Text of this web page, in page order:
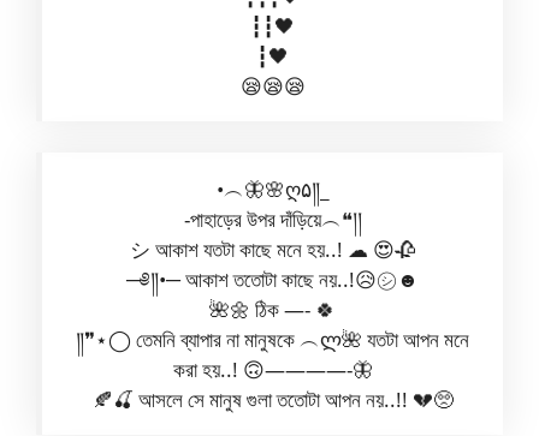
┇┇🖤
┇🖤
😪😪😪
•︵🦋🌸ღ۵༎_
-পাহাড়ের উপর দাঁড়িয়ে︵❝།།
シ︎ আকাশ যতটা কাছে মনে হয়..! ☁ 😍🥀
─༅༎•─ আকাশ ততোটা কাছে নয়..!😥㋛︎☻︎
🌺🌼 ঠিক —- 🍀
༎❞⋆◯ তেমনি ব্যাপার না মানুষকে ︵ლ🌺 যতটা আপন মনে
করা হয়..! 🙃————-🦋
🍂🍒 আসলে সে মানুষ গুলা ততোটা আপন নয়..!! 💔🥺